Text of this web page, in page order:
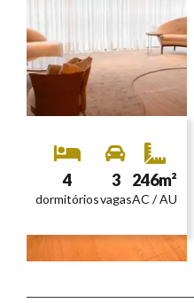
4
dormitórios
3
vagas
246m²
AC / AU